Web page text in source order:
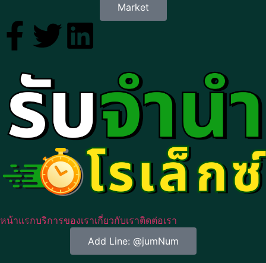
Market
หน้าแรกบริการของเราเกี่ยวกับเราติดต่อเรา
Add Line: @jumNum